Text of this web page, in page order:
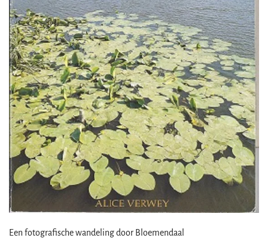
Een fotografische wandeling door Bloemendaal